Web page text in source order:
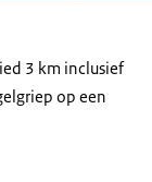
3 km inclusief
op een